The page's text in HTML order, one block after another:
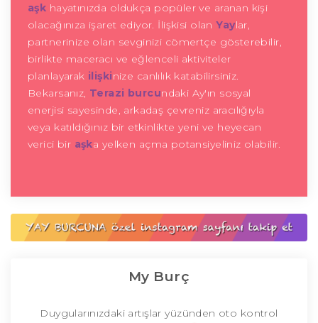
aşk hayatınızda oldukça popüler ve aranan kişi
olacağınıza işaret ediyor. İlişkisi olanYaylar,
partnerinize olan sevginizi cömertçe gösterebilir,
birlikte maceracı ve eğlenceli aktiviteler
planlayarak ilişkinize canlılık katabilirsiniz.
Bekarsanız, Terazi burcundaki Ay'ın sosyal
enerjisi sayesinde, arkadaş çevreniz aracılığıyla
veya katıldığınız bir etkinlikte yeni ve heyecan
verici bir aşka yelken açma potansiyeliniz olabilir.
My Burç
Duygularınızdaki artışlar yüzünden oto kontrol